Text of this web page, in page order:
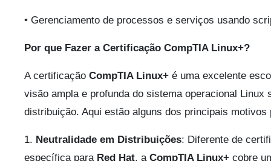
• Gerenciamento de processos e serviços usando
Por que Fazer a Certificação CompTIA Linux+?
A certificação CompTIA Linux+ é uma excelente
visão ampla e profunda do sistema operacional Linux
distribuição. Aqui estão alguns dos principais
1. Neutralidade em Distribuições: Diferente de
específica para Red Hat, a CompTIA Linux+ cobre